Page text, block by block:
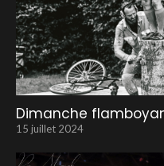
Dimanche
15 juillet 2024